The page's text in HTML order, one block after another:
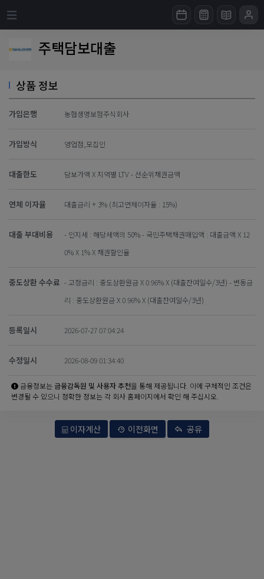
주택담보대출
상품 정보
가입은행 농협생명보험주식회사
가입방식 영업점,모집인
대출한도 담보가액 X 지역별 LTV - 선순위채권금액
연체 이자율 대출금리 + 3% (최고연체이자율 : 15%)
대출 부대비용
- 인지세 : 해당세액의 50% - 국민주택채권매입액 : 대출금액 X 12
0% X 1% X 채권할인율
중도상환 수수료 - 고정금리 : 중도상환원금 X 0.96% X (대출잔여일수/3년) - 변동금
리 : 중도상환원금 X 0.96% X (대출잔여일수/3년)
등록일시 2026-07-27 07:04:24
수정일시 2026-08-09 01:34:40
금융정보는 금융감독원 및 사용자 추천을 통해 제공됩니다. 이에 구체적인 조건은
변경될 수 있으니 정확한 정보는 각 회사 홈페이지에서 확인 해 주십시오.
이자계산 이전화면 공유